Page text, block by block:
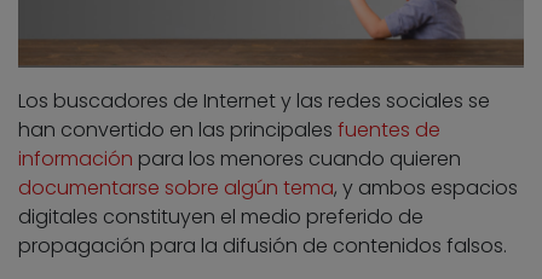
Los buscadores de Internet y las redes sociales se
han convertido en las principales fuentes de
información para los menores cuando quieren
documentarse sobre algún tema, y ambos espacios
digitales constituyen el medio preferido de
propagación para la difusión de contenidos falsos.